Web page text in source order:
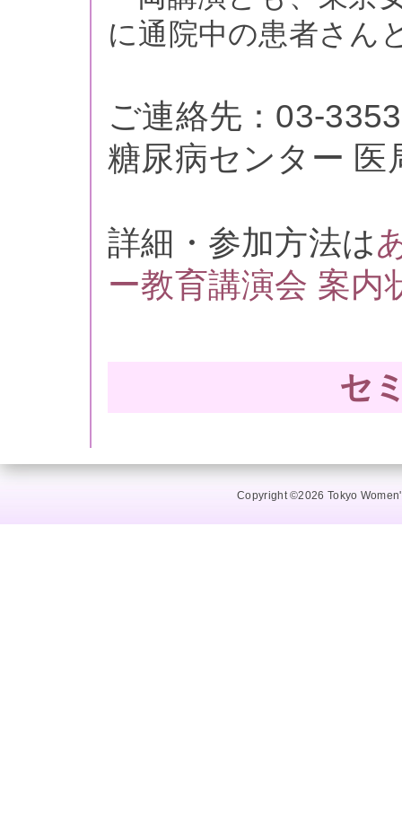
に通院中の患者さん
ご連絡先：03-
糖尿病センター 医
詳細・参加方法は
ー教育講演会 案内
セ
Copyright ©2026 Tokyo